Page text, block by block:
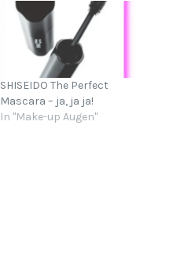
SHISEIDO The Perfect
Mascara – ja, ja ja!
In "Make-up Augen"